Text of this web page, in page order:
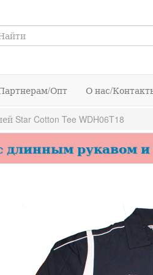
Опт О нас/
Star Cotton Tee WDH06T18
рукавом и